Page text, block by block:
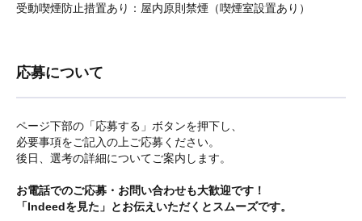
受動喫煙防止措置あり：屋内原則禁煙（喫煙室設置あり）
応募について
ページ下部の「応募する」ボタンを押下し、
必要事項をご記入の上ご応募ください。
後日、選考の詳細についてご案内します。
お電話でのご応募・お問い合わせも大歓迎です！
「Indeedを見た」とお伝えいただくとスムーズです。